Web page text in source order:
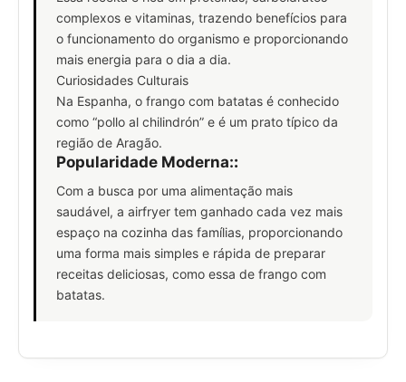
complexos e vitaminas, trazendo benefícios para
o funcionamento do organismo e proporcionando
mais energia para o dia a dia.
Curiosidades Culturais
Na Espanha, o frango com batatas é conhecido
como “pollo al chilindrón” e é um prato típico da
região de Aragão.
Popularidade Moderna::
Com a busca por uma alimentação mais
saudável, a airfryer tem ganhado cada vez mais
espaço na cozinha das famílias, proporcionando
uma forma mais simples e rápida de preparar
receitas deliciosas, como essa de frango com
batatas.